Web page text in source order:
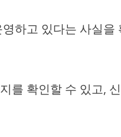
하고 있다는 사실을
를 확인할 수 있고,